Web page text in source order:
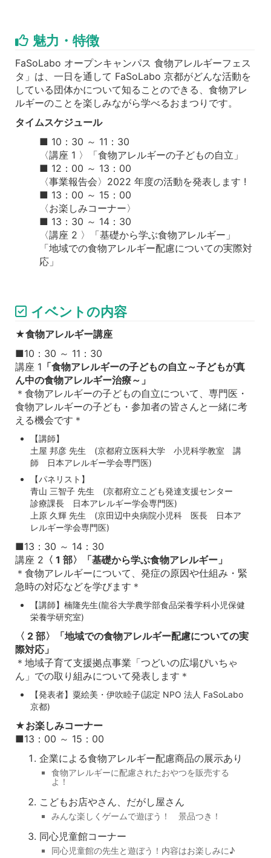
魅力・特徴
FaSoLabo オープンキャンパス 食物アレルギーフェス
タ」は、一日を通して FaSoLabo 京都がどんな活動を
している団体かについて知ることのできる、食物アレ
ルギーのことを楽しみながら学べるおまつりです。
タイムスケジュール
■ 10：30 ～ 11：30
〈講座 1 〉「食物アレルギーの子どもの自立」
■ 12：00 ～ 13：00
〈事業報告会〉2022 年度の活動を発表します !
■ 13：00 ～ 15：00
〈お楽しみコーナー〉
■ 13：30 ～ 14：30
〈講座 2 〉「基礎から学ぶ食物アレルギー」
「地域での食物アレルギー配慮についての実際対
応」
イベントの内容
★食物アレルギー講座
■10：30 ～ 11：30
講座 1 「食物アレルギーの子どもの自立～子どもが真
ん中の食物アレルギー治療～」
＊食物アレルギーの子どもの自立について、専門医・
食物アレルギーの子ども・参加者の皆さんと一緒に考
える機会です＊
【講師】
土屋 邦彦 先生 (京都府立医科大学 小児科学教室 講
師 日本アレルギー学会専門医)
【パネリスト】
青山 三智子 先生 (京都府立こども発達支援センター
診療課長 日本アレルギー学会専門医)
上原 久輝 先生 (京田辺中央病院小児科 医長 日本ア
レルギー学会専門医)
■13：30 ～ 14：30
講座 2 〈 1 部〉「基礎から学ぶ食物アレルギー」
＊食物アレルギーについて、発症の原因や仕組み・緊
急時の対応などを学びます＊
【講師】楠隆先生(龍谷大学農学部食品栄養学科小児保健
栄養学研究室)
〈 2 部〉「地域での食物アレルギー配慮についての実
際対応」
＊地域子育て支援拠点事業「つどいの広場ぴいちゃ
ん」での取り組みについて発表します＊
【発表者】粟絵美・伊吹睦子(認定 NPO 法人 FaSoLabo
京都)
★お楽しみコーナー
■13：00 ～ 15：00
企業による食物アレルギー配慮商品の展示あり
食物アレルギーに配慮されたおやつを販売する
よ！
こどもお店やさん、だがし屋さん
みんな楽しくゲームで遊ぼう！ 景品つき！
同心児童館コーナー
同心児童館の先生と遊ぼう！内容はお楽しみに♪